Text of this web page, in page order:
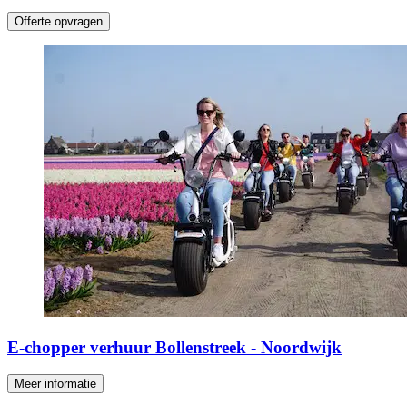
Offerte opvragen
E-chopper verhuur Bollenstreek - Noordwijk
Meer informatie